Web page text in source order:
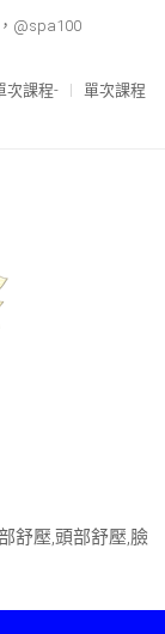
@spa100
次課程-
單次課程
舒壓,頭部舒壓,臉